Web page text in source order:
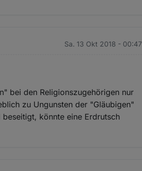
Sa. 13 Okt 2018 - 00:47
bei den Religionszugehörigen nur
zu Ungunsten der "Gläubigen"
könnte eine Erdrutsch